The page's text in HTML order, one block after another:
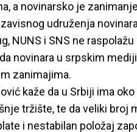
a novinarsko je
udruženja
NUNS i SNS ne
novinara u srpskim
zanimajima.
kaže da u Srbiji ima
tržište, te da veliki broj
i nestabilan položaj